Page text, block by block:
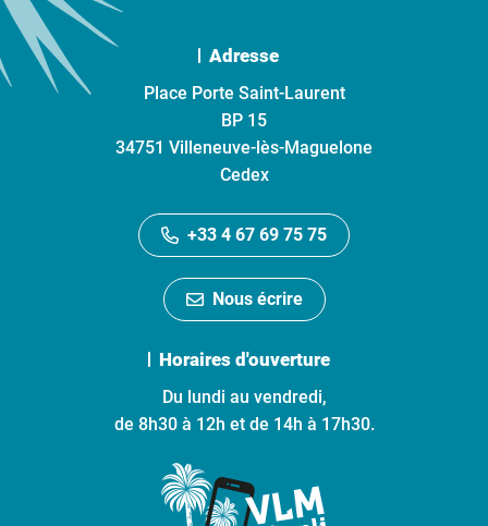
Adresse
Place Porte Saint-Laurent
BP 15
34751 Villeneuve-lès-Maguelone
Cedex
+33 4 67 69 75 75
Nous écrire
Horaires d'ouverture
Du lundi au vendredi,
de 8h30 à 12h et de 14h à 17h30.